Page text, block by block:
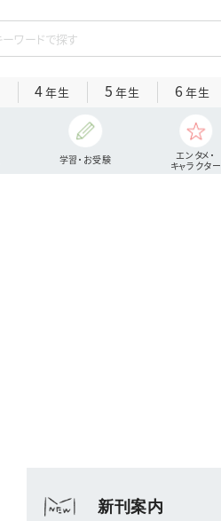
4年生 5 年生 6 年生
学習・お受験
エンタメ・
キャラクター
新刊案内